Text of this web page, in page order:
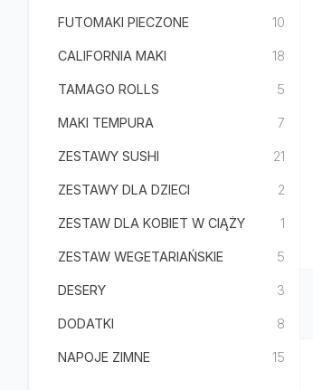
FUTOMAKI PIECZONE 10
CALIFORNIA MAKI 18
TAMAGO ROLLS 5
MAKI TEMPURA 7
ZESTAWY SUSHI 21
ZESTAWY DLA DZIECI 2
ZESTAW DLA KOBIET W CIĄŻY 1
ZESTAW WEGETARIAŃSKIE 5
DESERY 3
DODATKI 8
NAPOJE ZIMNE 15